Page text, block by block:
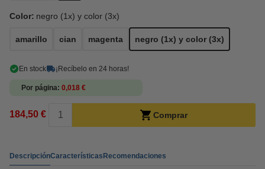
Color: negro (1x) y color (3x)
amarillo cian magenta negro (1x) y color (3x)
En stock ¡Recíbelo en 24 horas!
Por página 0,018 €
184,50 € Comprar
DescripciónCaracterísticasRecomendaciones